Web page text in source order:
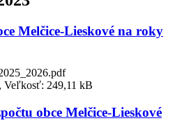
Melčice-Lieskové na roky
Veľkosť: 249,11 kB
obce Melčice-Lieskové